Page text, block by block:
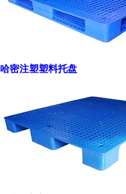
哈密注塑塑料托盘